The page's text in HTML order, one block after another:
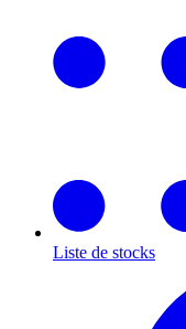
Liste de stocks